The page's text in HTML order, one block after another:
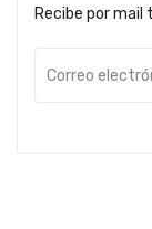
Recibe por mail